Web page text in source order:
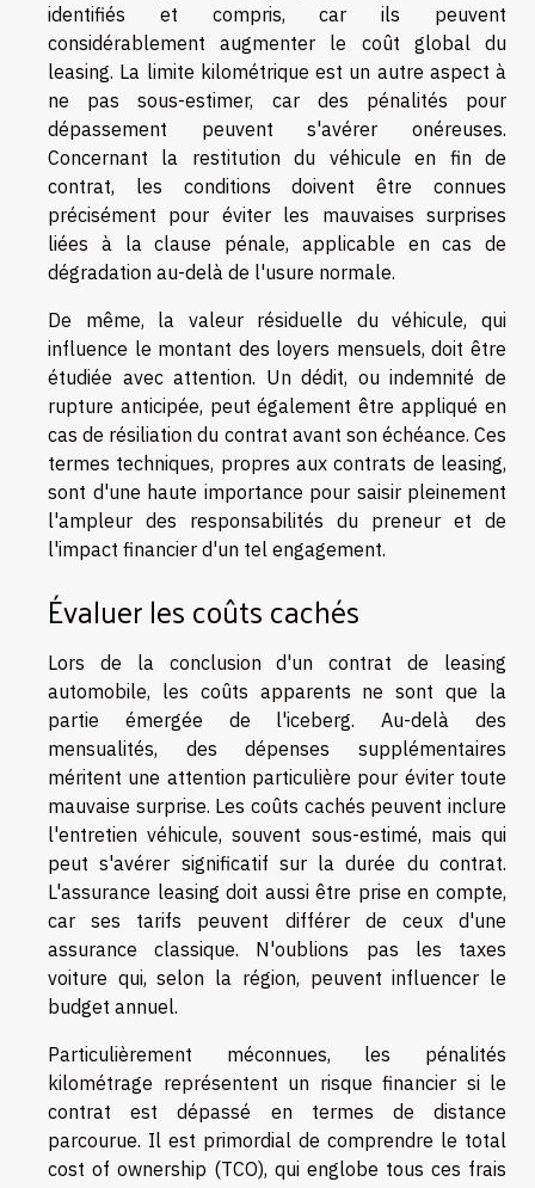
identifiés et compris, car ils peuvent
considérablement augmenter le coût global du
leasing. La limite kilométrique est un autre aspect à
ne pas sous-estimer, car des pénalités pour
dépassement peuvent s'avérer onéreuses.
Concernant la restitution du véhicule en fin de
contrat, les conditions doivent être connues
précisément pour éviter les mauvaises surprises
liées à la clause pénale, applicable en cas de
dégradation au-delà de l'usure normale.
De même, la valeur résiduelle du véhicule, qui
influence le montant des loyers mensuels, doit être
étudiée avec attention. Un dédit, ou indemnité de
rupture anticipée, peut également être appliqué en
cas de résiliation du contrat avant son échéance. Ces
termes techniques, propres aux contrats de leasing,
sont d'une haute importance pour saisir pleinement
l'ampleur des responsabilités du preneur et de
l'impact financier d'un tel engagement.
Évaluer les coûts cachés
Lors de la conclusion d'un contrat de leasing
automobile, les coûts apparents ne sont que la
partie émergée de l'iceberg. Au-delà des
mensualités, des dépenses supplémentaires
méritent une attention particulière pour éviter toute
mauvaise surprise. Les coûts cachés peuvent inclure
l'entretien véhicule, souvent sous-estimé, mais qui
peut s'avérer significatif sur la durée du contrat.
L'assurance leasing doit aussi être prise en compte,
car ses tarifs peuvent différer de ceux d'une
assurance classique. N'oublions pas les taxes
voiture qui, selon la région, peuvent influencer le
budget annuel.
Particulièrement méconnues, les pénalités
kilométrage représentent un risque financier si le
contrat est dépassé en termes de distance
parcourue. Il est primordial de comprendre le total
cost of ownership (TCO), qui englobe tous ces frais